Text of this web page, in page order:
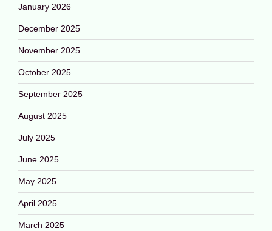
January 2026
December 2025
November 2025
October 2025
September 2025
August 2025
July 2025
June 2025
May 2025
April 2025
March 2025